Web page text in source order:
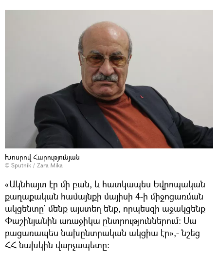
Խոսրով Հարությունյան
© Sputnik / Zara Mika
«Ակնհայտ էր մի բան, և հատկապես Եվրոպական
քաղաքական համայնքի մայիսի 4-ի միջոցառման
ակցենտը` մենք այստեղ ենք, որպեսզի աջակցենք
Փաշինյանին առաջիկա ընտրություններում։ Սա
բացառապես նախընտրական ակցիա էր»,- նշեց
ՀՀ նախկին վարչապետը։